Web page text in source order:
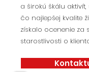
a širokú škálu
čo najlepšej kvalite
získalo ocenenie za
starostlivosti o